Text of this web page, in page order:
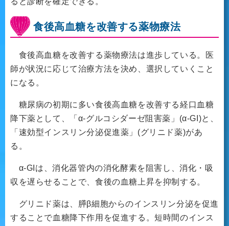
食後高血糖を改善する薬物療法
食後高血糖を改善する薬物療法は進歩している。医
師が状況に応じて治療方法を決め、選択していくこと
になる。
糖尿病の初期に多い食後高血糖を改善する経口血糖
降下薬として、「α-グルコシダーゼ阻害薬」(α-GI)と、
「速効型インスリン分泌促進薬」(グリニド薬)があ
る。
α-GIは、消化器管内の消化酵素を阻害し、消化・吸
収を遅らせることで、食後の血糖上昇を抑制する。
グリニド薬は、膵β細胞からのインスリン分泌を促進
することで血糖降下作用を促進する。短時間のインス